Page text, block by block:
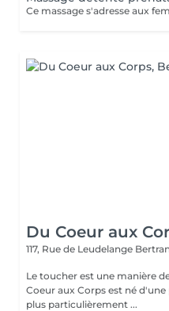
Du Coeur aux
117, Rue de Leudelange
Le toucher est une manière de
Coeur aux Corps est né
plus particulièrement ...